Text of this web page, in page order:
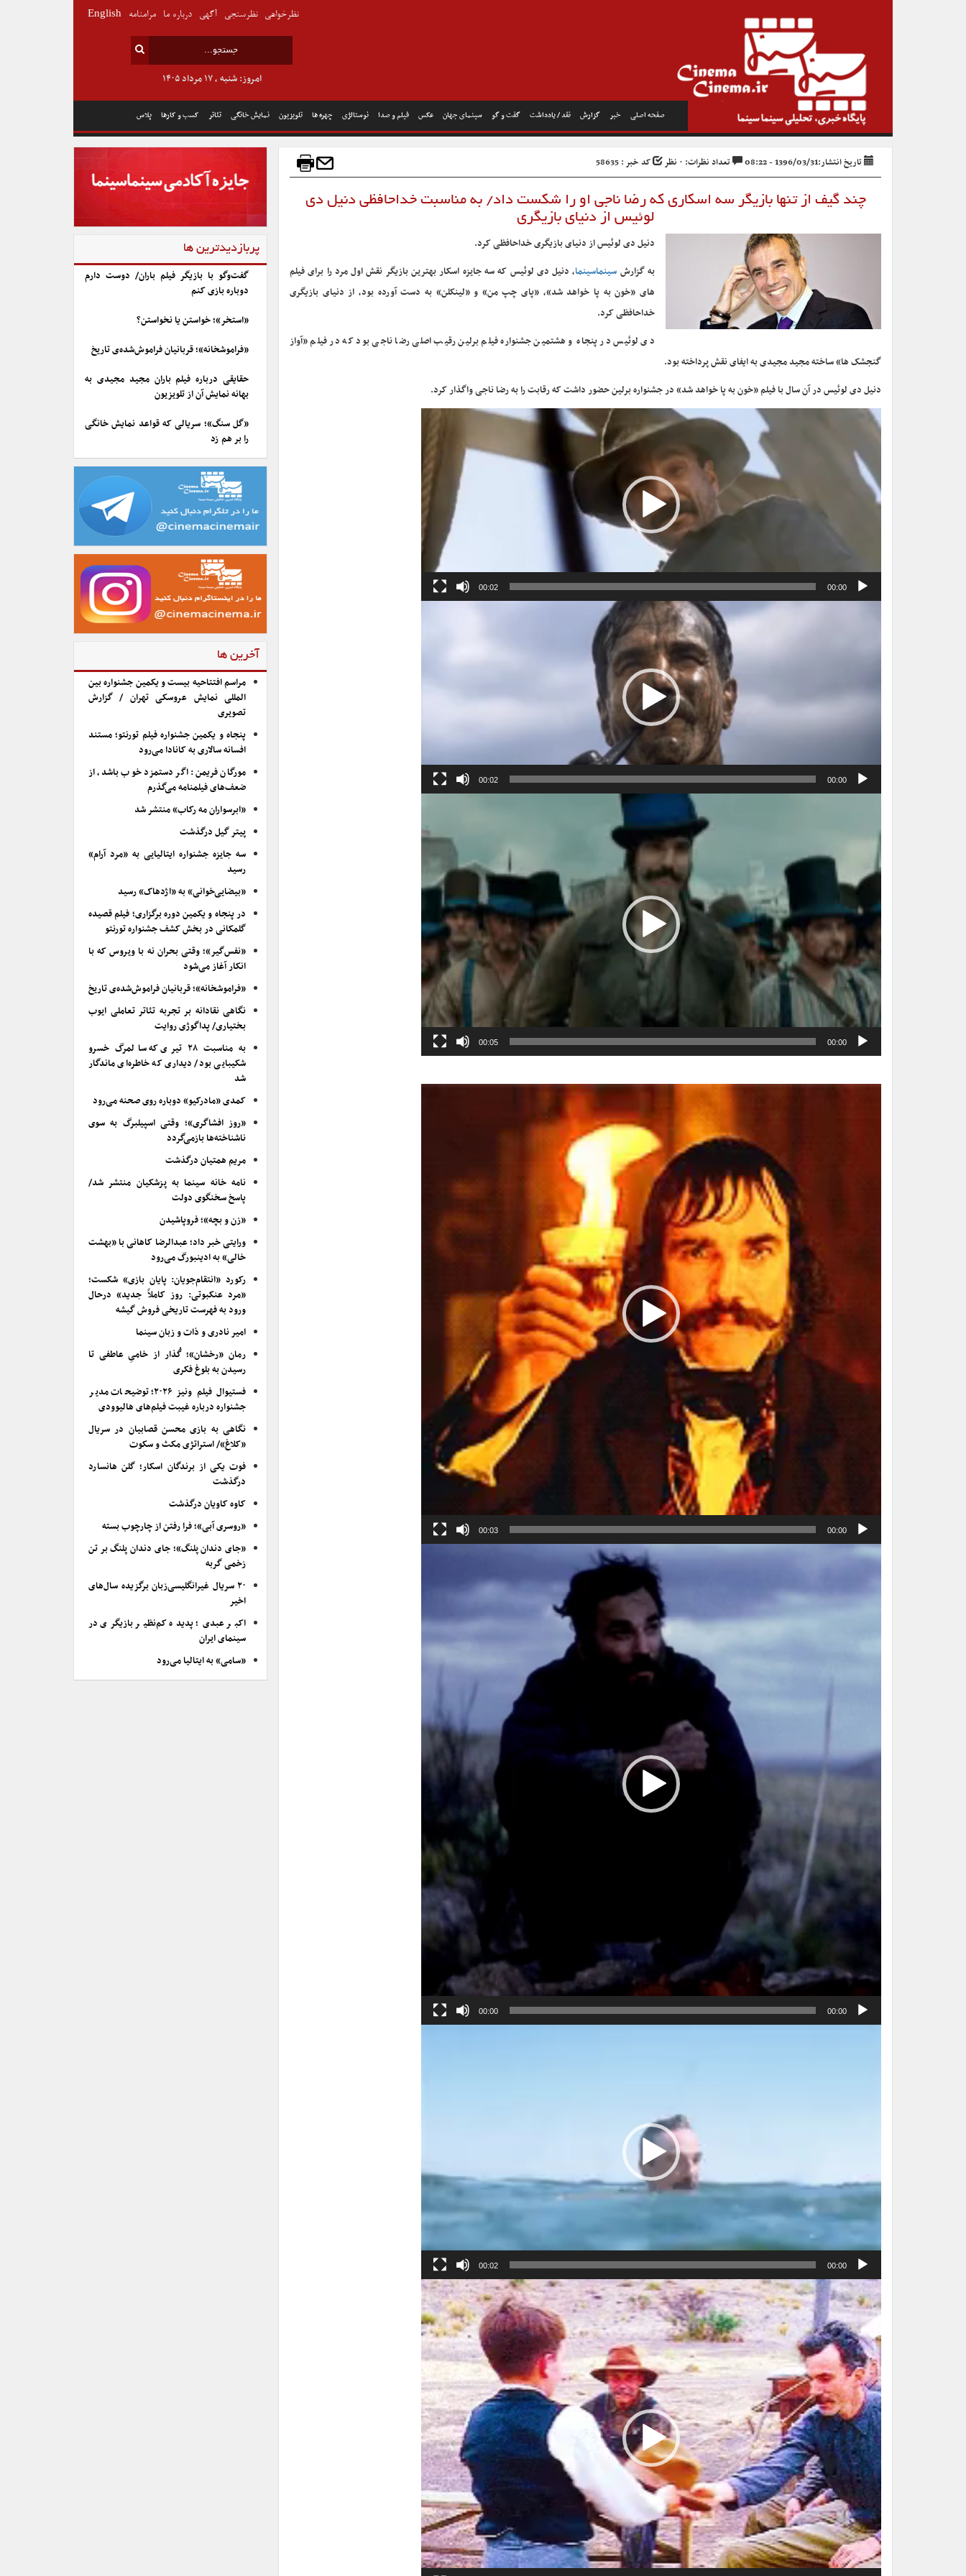
صفحه اصلی خبر گزارش نقد / یادداشت گفت و گو سینمای جهان عکس فیلم و صدا نوستالژی چهره ها تلویزیون نمایش خانگی تئاتر کسب و کارها پلاس
امروز: شنبه , ۱۷ مرداد ۱۴۰۵
نظرخواهی نظرسنجی آگهی درباره ما مرامنامه English
تاریخ انتشار:1396/03/31 - 08:22 تعداد نظرات: ۰ نظر کد خبر : 58635
چند گیف از تنها بازیگر سه اسکاری که رضا ناجی او را شکست داد/ به مناسبت خداحافظی دنیل دی
لوئیس از دنیای بازیگری
دنیل دی لوئیس از دنیای بازیگری خداحافظی کرد.
به گزارش سینماسینما، دنیل دی لوئیس که سه جایزه اسکار بهترین بازیگر نقش اول مرد را برای فیلم
های «خون به پا خواهد شد»، «پای چپ من» و «لینکلن» به دست آورده بود، از دنیای بازیگری
خداحافظی کرد.
دی لوئیس در پنجاه و هشتمین جشنواره فیلم برلین رقیب اصلی رضا ناجی بود که در فیلم «آواز
گنجشک ها» ساخته مجید مجیدی به ایفای نقش پرداخته بود.
دنیل دی لوئیس در آن سال با فیلم «خون به پا خواهد شد» در جشنواره برلین حضور داشت که رقابت را به رضا ناجی واگذار کرد.
نمایشگر
00:00
00:02
00:00
00:02
00:00
00:05
00:00
00:03
نمایشگر
00:00
00:00
00:00
00:02
نمایشگر
ویدیو
پربازدیدترین ها
گفت‌وگو با بازیگر فیلم باران/ دوست دارم
دوباره بازی کنم
«استخر»؛ خواستن یا نخواستن؟
«فراموشخانه»؛ قربانیان فراموش‌شده‌ی تاریخ
حقایقی درباره فیلم باران مجید مجیدی به
بهانه نمایش آن از تلویزیون
«گل سنگ»؛ سریالی که قواعد نمایش خانگی
را بر هم زد
آخرین ها
مراسم افتتاحیه بیست و یکمین جشنواره بین
المللی نمایش عروسکی تهران / گزارش
تصویری
پنجاه و یکمین جشنواره فیلم تورنتو؛ مستند
افسانه سالاری به کانادا می‌رود
مورگان فریمن: اگر دستمزد خوب باشد، از
ضعف‌های فیلمنامه می‌گذرم
«ابرسواران مه رکاب» منتشر شد
پیتر گیل درگذشت
سه جایزه جشنواره ایتالیایی به «مرد آرام»
رسید
«بیضایی‌خوانی» به «اژدهاک» رسید
در پنجاه و یکمین دوره برگزاری؛ فیلم قصیده
گلمکانی در بخش کشف جشنواره تورنتو
«نفس‌گیر»؛ وقتی بحران نه با ویروس که با
انکار آغاز می‌شود
«فراموشخانه»؛ قربانیان فراموش‌شده‌ی تاریخ
نگاهی نقادانه بر تجربه تئاتر تعاملی ایوب
بختیاری/ پداگوژی روایت
به مناسبت ۲۸ تیری که سالمرگ خسرو
شکیبایی بود/ دیداری که خاطره‌ای ماندگار
شد
کمدی «مادرکیو» دوباره روی صحنه می‌رود
«روز افشاگری»؛ وقتی اسپیلبرگ به سوی
ناشناخته‌ها بازمی‌گردد
مریم همتیان درگذشت
نامه خانه سینما به پزشکیان منتشر شد/
پاسخ سخنگوی دولت
«زن و بچه»؛ فروپاشیدن
ورایتی خبر داد؛ عبدالرضا کاهانی با «بهشت
خالی» به ادینبورگ می‌رود
رکورد «انتقام‌جویان: پایان بازی» شکست؛
«مرد عنکبوتی: روز کاملاً جدید» درحال
ورود به فهرست تاریخی فروش گیشه
امیر نادری و ذات و زبان سینما
رمان «رخشان»؛ گُذار از خامیِ عاطفی تا
رسیدن به بلوغ فکری
فستیوال فیلم ونیز ۲۰۲۶؛ توضیحات مدیر
جشنواره درباره غیبت فیلم‌های هالیوودی
نگاهی به بازی محسن قصابیان در سریال
«کلاغ»/ استراتژی مکث و سکوت
فوت یکی از برندگان اسکار؛ گلن هانسارد
درگذشت
کاوه کاویان درگذشت
«روسری آبی»؛ فرا رفتن از چارچوب بسته
«جای دندان پلنگ»؛ جای دندان پلنگ بر تن
زخمی گربه
۲۰ سریال غیرانگلیسی‌زبان برگزیده سال‌های
اخیر
اکبر عبدی؛ پدیده کم‌نظیر بازیگری در
سینمای ایران
«سامی» به ایتالیا می‌رود